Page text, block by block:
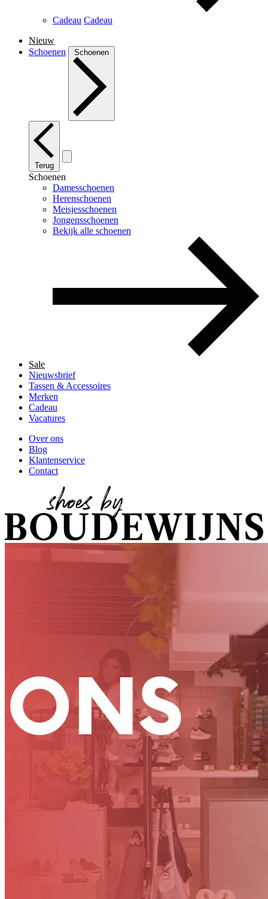
Cadeau Cadeau
Nieuw
Schoenen
Schoenen
Terug
Schoenen
Damesschoenen
Herenschoenen
Meisjesschoenen
Jongensschoenen
Bekijk alle schoenen
Sale
Nieuwsbrief
Tassen & Accessoires
Merken
Cadeau
Vacatures
Over ons
Blog
Klantenservice
Contact